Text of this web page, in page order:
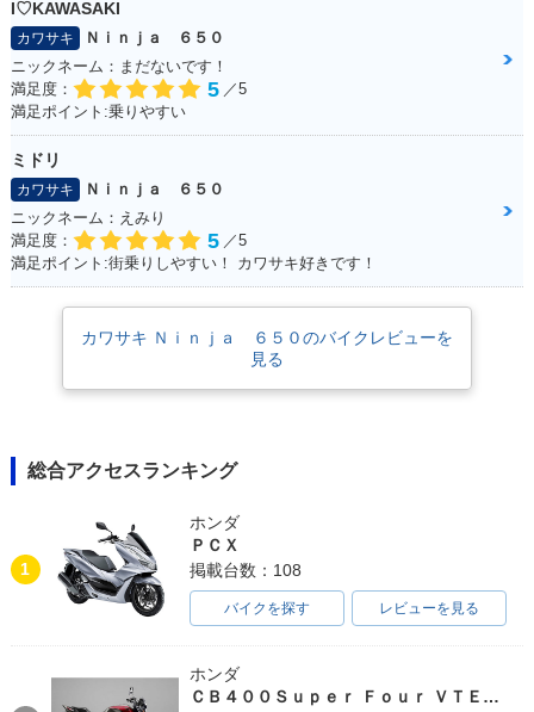
BS KRT Edition・
特別・限定仕様
ンジ
0・カラーチェンジ
2014年 Ninja 65
0・カラーチェンジ
2012年 Ninja 65
0・新登場
I♡KAWASAKI
カワサキ
Ｎｉｎｊａ ６５０
ニックネーム：まだないです！
満足度：
5 ／5
満足ポイント:乗りやすい
ミドリ
カワサキ
Ｎｉｎｊａ ６５０
ニックネーム：えみり
満足度：
5 ／5
満足ポイント:街乗りしやすい！ カワサキ好きです！
カワサキ Ｎｉｎｊａ ６５０のバイクレビューを
見る
総合アクセスランキング
1
ホンダ
ＰＣＸ
掲載台数：108
バイクを探す レビューを見る
ホンダ
ＣＢ４００Ｓｕｐｅｒ Ｆｏｕｒ ＶＴＥＣ ＳＰＥＣ３